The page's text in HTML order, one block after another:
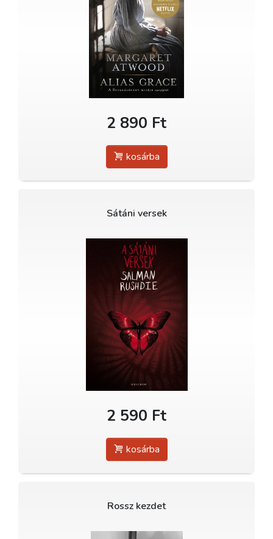
2 890 Ft
kosárba
Sátáni versek
2 590 Ft
kosárba
Rossz kezdet